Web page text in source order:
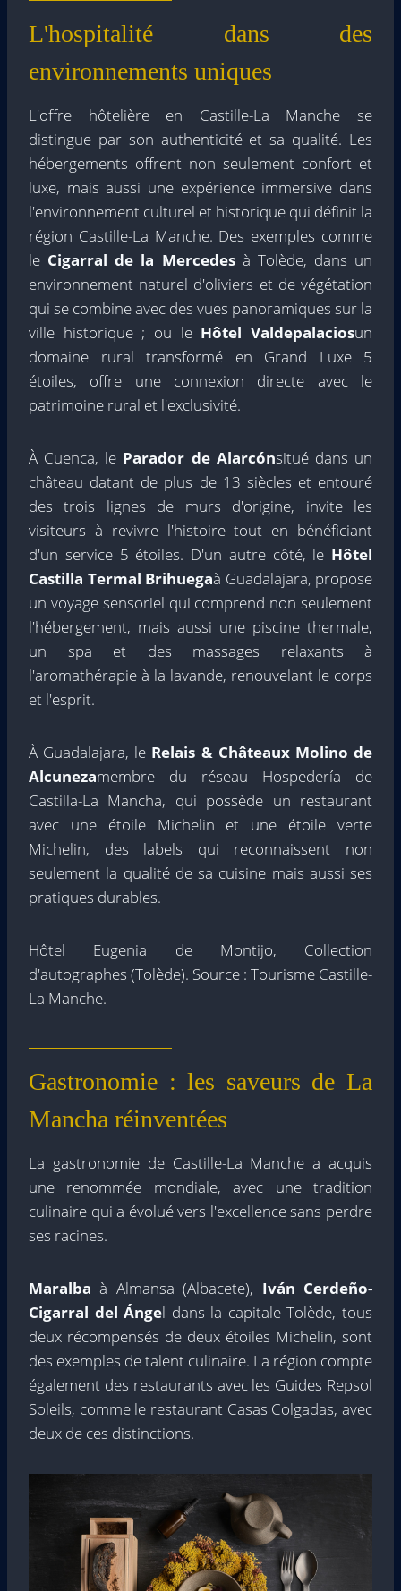
L'hospitalité dans des
environnements uniques
L'offre hôtelière en Castille-La Manche se
distingue par son authenticité et sa qualité. Les
hébergements offrent non seulement confort et
luxe, mais aussi une expérience immersive dans
l'environnement culturel et historique qui définit la
région Castille-La Manche. Des exemples comme
le Cigarral de la Mercedesà Tolède, dans un
environnement naturel d'oliviers et de végétation
qui se combine avec des vues panoramiques sur la
ville historique ; ou le Hôtel Valdepalaciosun
domaine rural transformé en Grand Luxe 5
étoiles, offre une connexion directe avec le
patrimoine rural et l'exclusivité.
À Cuenca, le Parador de Alarcónsitué dans un
château datant de plus de 13 siècles et entouré
des trois lignes de murs d'origine, invite les
visiteurs à revivre l'histoire tout en bénéficiant
d'un service 5 étoiles. D'un autre côté, le Hôtel
Castilla Termal Brihuegaà Guadalajara, propose
un voyage sensoriel qui comprend non seulement
l'hébergement, mais aussi une piscine thermale,
un spa et des massages relaxants à
l'aromathérapie à la lavande, renouvelant le corps
et l'esprit.
À Guadalajara, le Relais & Châteaux Molino de
Alcunezamembre du réseau Hospedería de
Castilla-La Mancha, qui possède un restaurant
avec une étoile Michelin et une étoile verte
Michelin, des labels qui reconnaissent non
seulement la qualité de sa cuisine mais aussi ses
pratiques durables.
Hôtel Eugenia de Montijo, Collection
d'autographes (Tolède). Source : Tourisme Castille-
La Manche.
Gastronomie : les saveurs de La
Mancha réinventées
La gastronomie de Castille-La Manche a acquis
une renommée mondiale, avec une tradition
culinaire qui a évolué vers l'excellence sans perdre
ses racines.
Maralbaà Almansa (Albacete), Iván Cerdeño-
Cigarral del Ángel dans la capitale Tolède, tous
deux récompensés de deux étoiles Michelin, sont
des exemples de talent culinaire. La région compte
également des restaurants avec les Guides Repsol
Soleils, comme le restaurant Casas Colgadas, avec
deux de ces distinctions.